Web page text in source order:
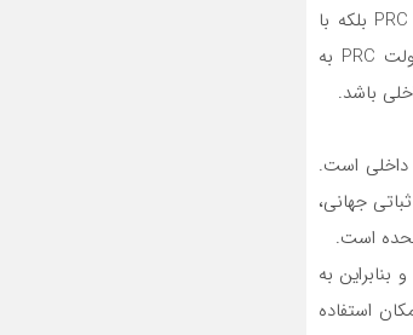
حدود ۴٫۷٪ را نشان دهد. یک پیام مهم برای تولیدکنندگان این است که این رشد نه با افزایش بدهی ملی PRC بلکه با
“جریان داخلی” – توسعه مصرف داخلی، بازار داخلی چین – تضمین خواهد شد. به همین دلیل است که دولت PRC به
داخلی است.
جهانی،
است.
به
استفاده